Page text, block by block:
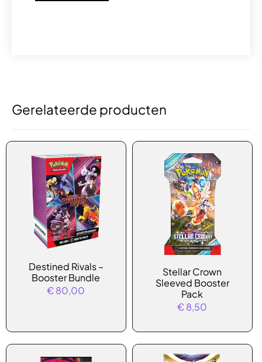
Gerelateerde producten
Destined Rivals –
Booster Bundle
€80,00
Stellar Crown
Sleeved Booster
Pack
€8,50